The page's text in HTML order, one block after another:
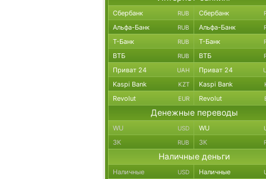
Сбербанк RUB Сбербанк
Альфа-Банк RUB Альфа-Банк
Т-Банк RUB Т-Банк
ВТБ RUB ВТБ
Приват 24 UAH Приват 24
Kaspi Bank KZT Kaspi Bank
Revolut EUR Revolut
Денежные переводы
WU USD WU
ЗК RUB ЗК
Наличные деньги
Наличные USD Наличные